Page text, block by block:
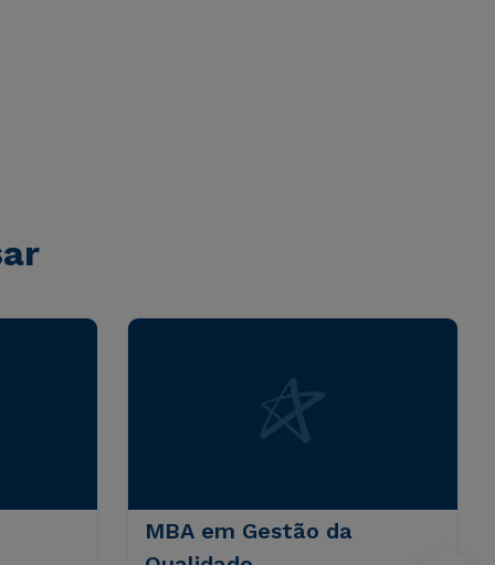
MBA em Gestão da